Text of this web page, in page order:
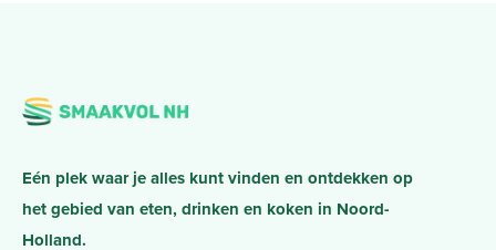
Eén plek waar je alles kunt vinden en ontdekken op
het gebied van eten, drinken en koken in Noord-
Holland.